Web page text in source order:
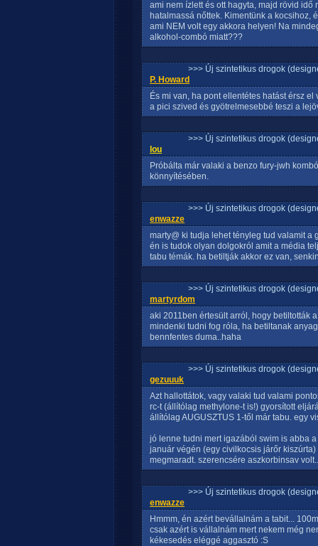
ami nem ízlett és ott hagyta, majd rövid idő
hatalmassá nőttek. Kimentünk a kocsihoz,
ami NEM volt egy akkora helyen! Na
alkohol-combó miatt???
>>> Új szintetikus drogok
P. Howard
És mi van, ha pont ellentétes hatást érsz
a pici szived és gyötrelmesebbé teszi a
>>> Új szintetikus drogok
lou
Próbálta már valaki a benzo fury-jwh
könnyítésében.
>>> Új szintetikus drogok
enwazze
marty@ ki tudja lehet tényleg tud valamit
én is tudok olyan dolgokról amit a média
tabu témák. ha betiltják akkor ez van,
>>> Új szintetikus drogok
martyrdom
aki 2011ben értesült arról, hogy betiltották
mindenki tudni fog róla, ha betiltanak
bennfentes duma..haha
>>> Új szintetikus drogok
gezuuuk
Azt hallottátok, vagy valaki tud valami
rc-t (állítólag methylone-t is!) gyorsított
állítólag AUGUSZTUS 1-től már tabu. egy
jó lenne tudni mert igazából swim is abba
január végén (egy civilkocsis járőr
megmaradt. szerencsére aszkorbinsav
>>> Új szintetikus drogok
enwazze
Hmmm, én azért bevállalnám a tabit...
csak azért is vállalnám mert nekem még
kékesedés eléggé aggasztó :S